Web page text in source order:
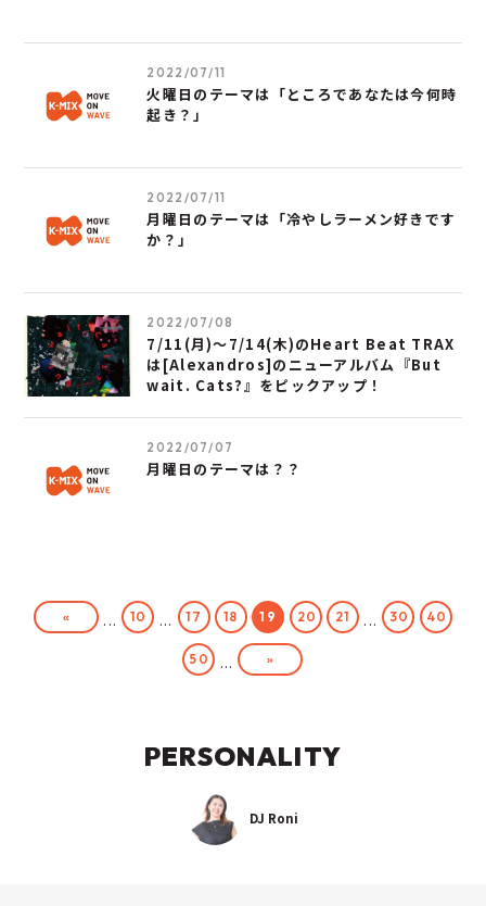
2022/07/11
火曜日のテーマは「ところであなたは今何時
起き？」
2022/07/11
月曜日のテーマは「冷やしラーメン好きです
か？」
2022/07/08
7/11(月)～7/14(木)のHeart Beat TRAX
は[Alexandros]のニューアルバム『But
wait. Cats?』をピックアップ！
2022/07/07
月曜日のテーマは？？
« ... 10 ... 17 18 19 20 21 ... 30 40
50 ... »
PERSONALITY
DJ Roni